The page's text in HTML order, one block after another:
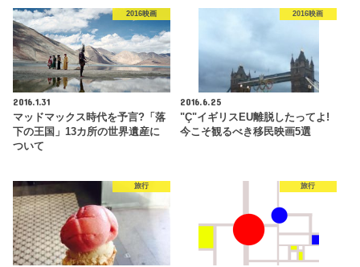
2016映画
2016.1.31
マッドマックス時代を予言?「落
下の王国」13カ所の世界遺産に
ついて
2016映画
2016.6.25
"Ç"イギリスEU離脱したってよ!
今こそ観るべき移民映画5選
旅行 旅行